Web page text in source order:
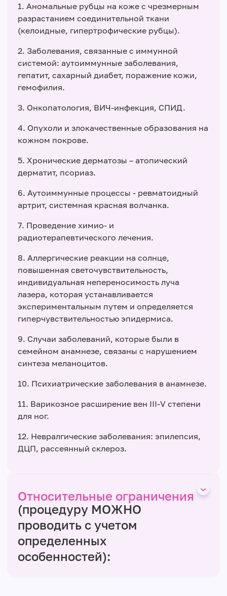
1. Аномальные рубцы на коже с чрезмерным
разрастанием соединительной ткани
(келоидные, гипертрофические рубцы).
2. Заболевания, связанные с иммунной
системой: аутоиммунные заболевания,
гепатит, сахарный диабет, поражение кожи,
гемофилия.
3. Онкопатология, ВИЧ-инфекция, СПИД.
4. Опухоли и злокачественные образования на
кожном покрове.
5. Хронические дерматозы – атопический
дерматит, псориаз.
6. Аутоиммунные процессы - ревматоидный
артрит, системная красная волчанка.
7. Проведение химио- и
радиотерапевтического лечения.
8. Аллергические реакции на солнце,
повышенная светочувствительность,
индивидуальная непереносимость луча
лазера, которая устанавливается
экспериментальным путем и определяется
гиперчувствительностью эпидермиса.
9. Случаи заболеваний, которые были в
семейном анамнезе, связаны с нарушением
синтеза меланоцитов.
10. Психиатрические заболевания в анамнезе.
11. Варикозное расширение вен ІІІ-V степени
для ног.
12. Невралгические заболевания: эпилепсия,
ДЦП, рассеянный склероз.
Относительные ограничения
(процедуру МОЖНО
проводить с учетом
определенных
особенностей):